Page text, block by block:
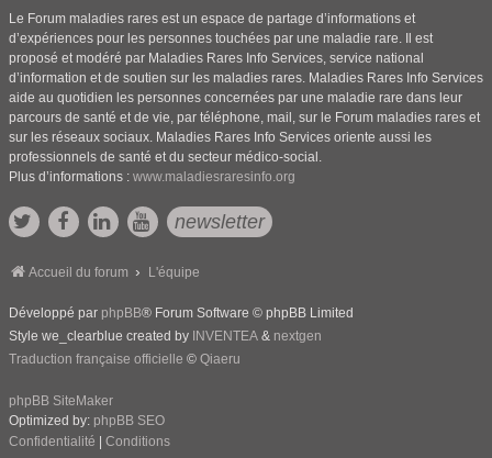
Le Forum maladies rares est un espace de partage d’informations et
d’expériences pour les personnes touchées par une maladie rare. Il est
proposé et modéré par Maladies Rares Info Services, service national
d’information et de soutien sur les maladies rares. Maladies Rares Info Services
aide au quotidien les personnes concernées par une maladie rare dans leur
parcours de santé et de vie, par téléphone, mail, sur le Forum maladies rares et
sur les réseaux sociaux. Maladies Rares Info Services oriente aussi les
professionnels de santé et du secteur médico-social.
Plus d’informations : www.maladiesraresinfo.org
newsletter
Accueil du forum L'équipe
Développé par phpBB® Forum Software © phpBB Limited
Style we_clearblue created by INVENTEA & nextgen
Traduction française officielle © Qiaeru
phpBB SiteMaker
Optimized by: phpBB SEO
Confidentialité
Conditions